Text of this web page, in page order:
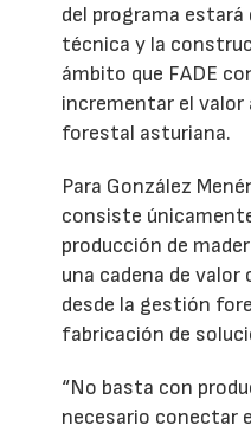
del programa estará
técnica y la
ámbito que FADE
incrementar el valor
forestal asturiana.
Para González
consiste
producción de
una cadena de valor
desde la gestión
fabricación de
“No basta con
necesario conectar